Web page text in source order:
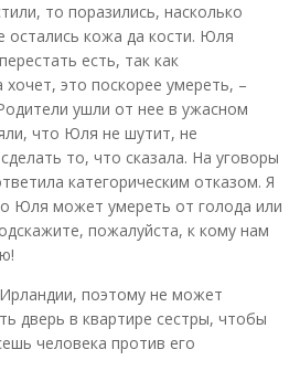
то поразились, насколько
остались кожа да кости. Юля
есть, так как
хочет, это поскорее умереть, –
ушли от нее в ужасном
что Юля не шутит, не
то, что сказала. На уговоры
категорическим отказом. Я
Юля может умереть от голода или
пожалуйста, к кому нам
поэтому не может
дверь в квартире сестры, чтобы
человека против его